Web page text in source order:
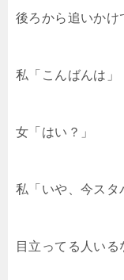
後ろから追いかけ
私「こんばんは」
女「はい？」
私「いや、今スタ
目立ってる人いる